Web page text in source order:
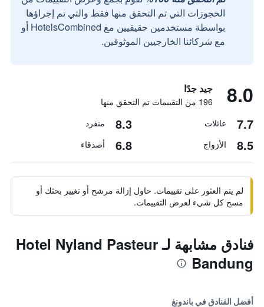
الحجوزات التي تم التحقق منها فقط والتي تم إجراؤها
بواسطة مستخدمين حقيقيين مع HotelsCombined أو
مع شركائنا الخارجيين الموثوقين.
8.0 جيد جدًا
196 من التقييمات تم التحقق منها
7.7 عائلات 8.3 منفرد
8.5 الأزواج 6.8 أصدقاء
لم يتم العثور على تقييمات. حاول إزالة مرشح أو تغيير بحثك أو
مسح كل شيء لعرض التقييمات.
فنادق مشابهة لـ Hotel Nyland Pasteur
Bandung
أفضل الفنادق في باندونغ